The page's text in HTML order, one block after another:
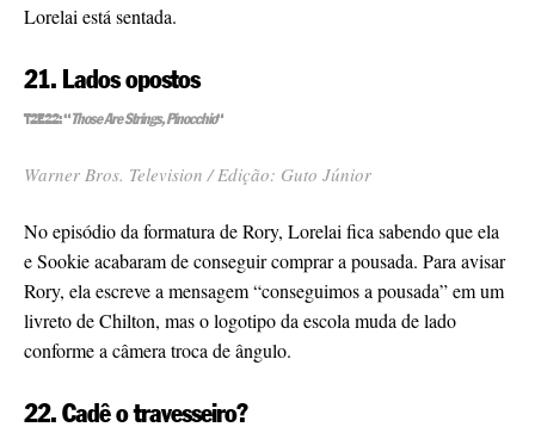
Lorelai está sentada.
21. Lados opostos
T2E22: “Those Are Strings, Pinocchio“
Warner Bros. Television / Edição: Guto Júnior
No episódio da formatura de Rory, Lorelai fica sabendo que ela
e Sookie acabaram de conseguir comprar a pousada. Para avisar
Rory, ela escreve a mensagem “conseguimos a pousada” em um
livreto de Chilton, mas o logotipo da escola muda de lado
conforme a câmera troca de ângulo.
22. Cadê o travesseiro?